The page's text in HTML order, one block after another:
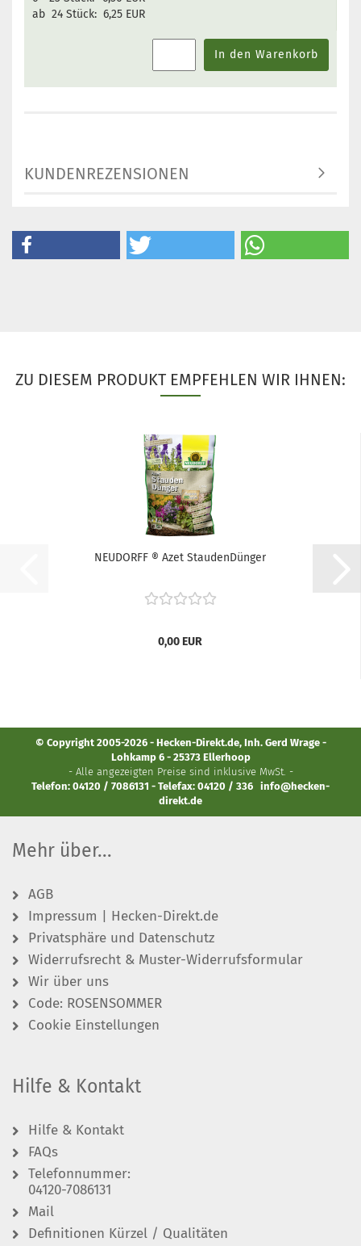
ab 24 Stück: 6,25 EUR
In den Warenkorb
KUNDENREZENSIONEN
ZU DIESEM PRODUKT EMPFEHLEN WIR IHNEN:
NEUDORFF ® Azet StaudenDünger
0,00 EUR
© Copyright 2005-2026 - Hecken-Direkt.de, Inh. Gerd Wrage -
Lohkamp 6 - 25373 Ellerhoop
- Alle angezeigten Preise sind inklusive MwSt. -
Telefon: 04120 / 7086131 - Telefax: 04120 / 336 info@hecken-
direkt.de
Mehr über...
AGB
Impressum | Hecken-Direkt.de
Privatsphäre und Datenschutz
Widerrufsrecht & Muster-Widerrufsformular
Wir über uns
Code: ROSENSOMMER
Cookie Einstellungen
Hilfe & Kontakt
Hilfe & Kontakt
FAQs
Telefonnummer:
04120-7086131
Mail
Definitionen Kürzel / Qualitäten